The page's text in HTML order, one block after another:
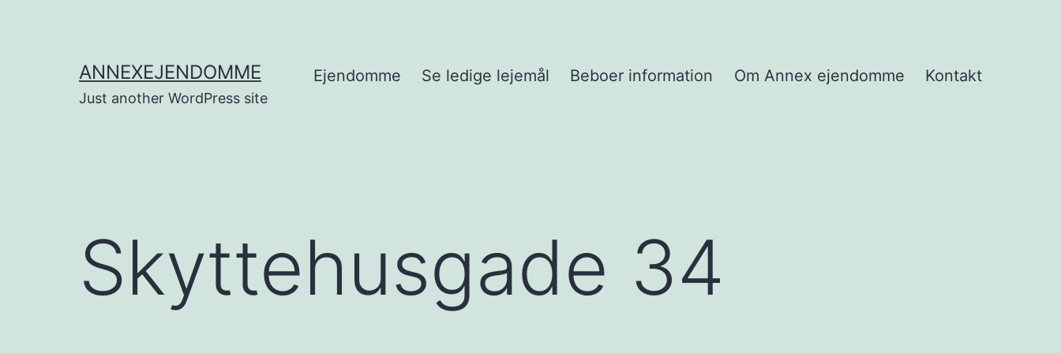
ANNEXEJENDOMME
Just another WordPress site
Ejendomme Se ledige lejemål Beboer information Om Annex ejendomme Kontakt
Skyttehusgade 34